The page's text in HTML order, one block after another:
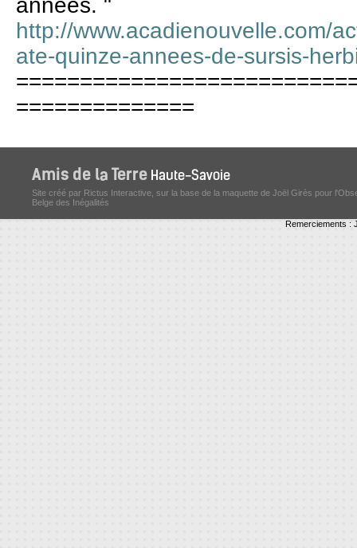
http://www.acadienouvelle.com/
ate-quinze-annees-de-sursis-
==============
Site créé par Rictus Interactive, sur la base de la maquette de Joël Girès pour
Belge des Inégalités
Remerciements :